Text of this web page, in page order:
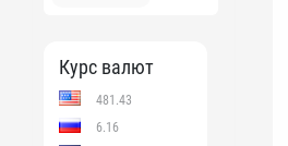
Курс валют
481.43
6.16